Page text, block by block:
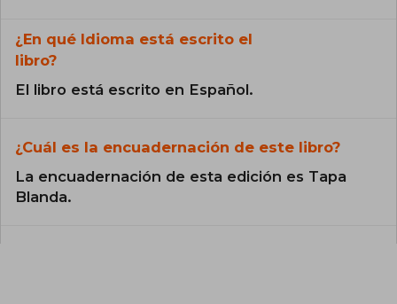
¿En qué Idioma está escrito el
libro?
El libro está escrito en Español.
¿Cuál es la encuadernación de este libro?
La encuadernación de esta edición es Tapa
Blanda.